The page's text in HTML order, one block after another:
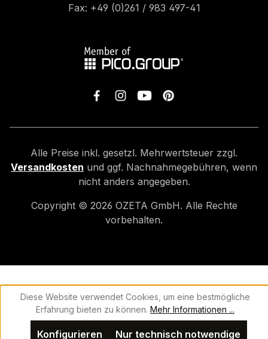
Fax: +49 (0)261 / 983 497-41
Alle Preise inkl. gesetzl. Mehrwertsteuer zzgl.
Versandkosten und ggf. Nachnahmegebühren, wenn
nicht anders angegeben.
Copyright © 2026 OZETA GmbH. Alle Rechte
vorbehalten.
Diese Website verwendet Cookies, um eine bestmögliche
Erfahrung bieten zu können. Mehr Informationen ...
Nur technisch notwendige
Konfigurieren